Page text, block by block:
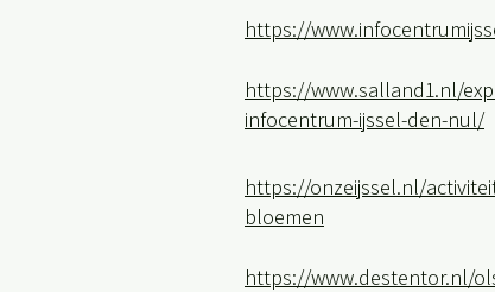
https://
https://www.salland1.nl/
infocentrum-ijssel-den-nul/
https://onzeijssel.nl/
bloemen
https://www.destentor.nl/